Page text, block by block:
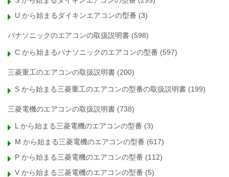
U から始まるダイキンエアコンの型番 (3)
パナソニックのエアコンの取扱説明書 (598)
C から始まるパナソニックのエアコンの型番 (597)
三菱重工のエアコンの取扱説明書 (200)
S から始まる三菱重工のエアコンの型番の取扱説明書 (199)
三菱電機のエアコンの取扱説明書 (738)
L から始まる三菱電機のエアコンの型番 (3)
M から始まる三菱電機のエアコンの型番 (617)
P から始まる三菱電機のエアコンの型番 (112)
V から始まる三菱電機のエアコンの型番 (5)